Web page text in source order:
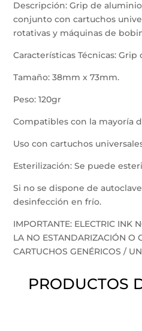
Descripción: Grip de
conjunto con cartuchos
rotativas y máquinas de
Características Técnicas:
Tamaño: 38mm x 73mm.
Peso: 120gr
Compatibles con la mayoría
Uso con cartuchos
Esterilización: Se puede
Si no se dispone de
desinfección en frío.
IMPORTANTE: ELECTRIC INK
LA NO ESTANDARIZACIÓN O
CARTUCHOS GENÉRICOS /
PRODUCTOS